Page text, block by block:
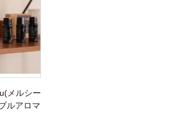
メルシー
ルアロマ